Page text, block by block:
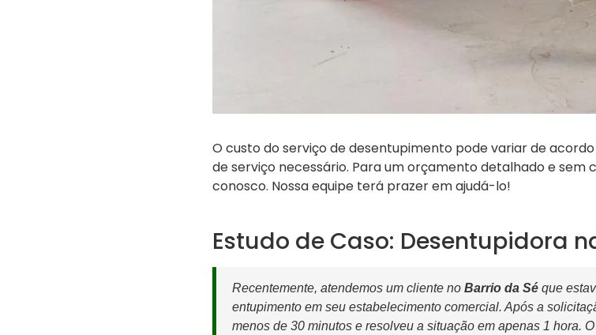
O custo do serviço de desentupimento pode variar de
de serviço necessário. Para um orçamento detalhado e
conosco. Nossa equipe terá prazer em ajudá-lo!
Estudo de Caso: Desentupidora
Recentemente, atendemos um cliente no Barrio da Séque
entupimento em seu estabelecimento comercial. Após a
menos de 30 minutos e resolveu a situação em apenas 1 hora.